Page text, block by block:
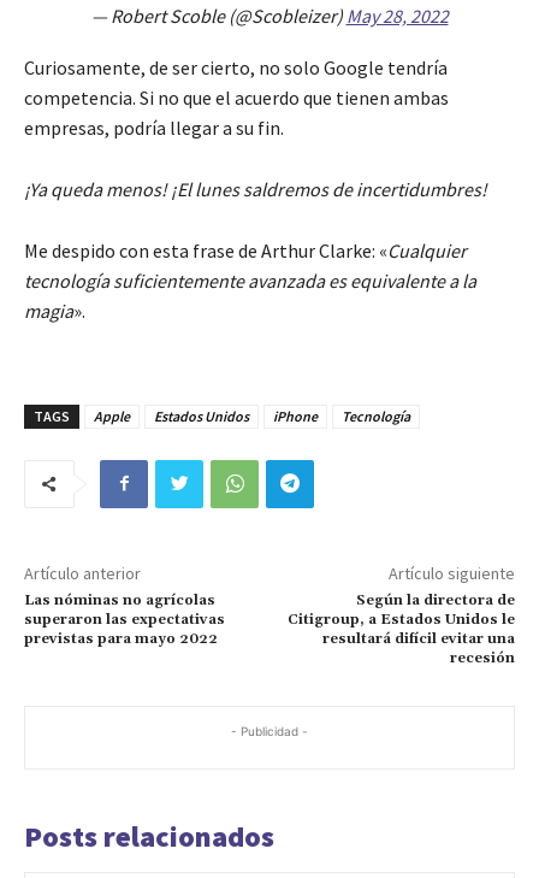
— Robert Scoble (@Scobleizer) May 28, 2022
Curiosamente, de ser cierto, no solo Google tendría
competencia. Si no que el acuerdo que tienen ambas
empresas, podría llegar a su fin.
¡Ya queda menos! ¡El lunes saldremos de incertidumbres!
Me despido con esta frase de Arthur Clarke: «Cualquier
tecnología suficientemente avanzada es equivalente a la
magia».
TAGS Apple Estados Unidos iPhone Tecnología
Artículo anterior
Las nóminas no agrícolas
superaron las expectativas
previstas para mayo 2022
Artículo siguiente
Según la directora de
Citigroup, a Estados Unidos le
resultará difícil evitar una
recesión
- Publicidad -
Posts relacionados